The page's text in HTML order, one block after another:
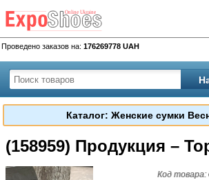
Проведено заказов на: 176269778 UAH
Каталог: Женские сумки
(158959) Продукция –
Код товара: